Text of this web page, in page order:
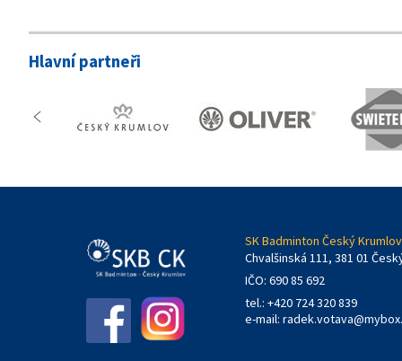
Hlavní partneři
SK Badminton Český
Chvalšinská 111, 381 01
IČO: 690 85 692
tel.: +420 724 320 839
e-mail: